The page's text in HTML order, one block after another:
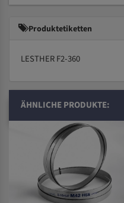
Produktetiketten
LESTHER F2-360
ÄHNLICHE PRODUKTE: